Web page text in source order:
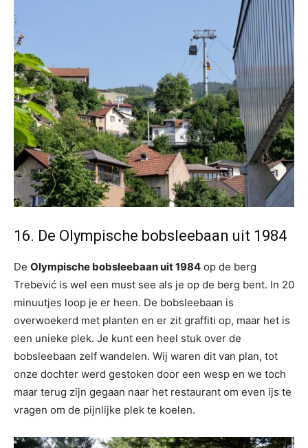
16. De Olympische bobsleebaan uit 1984
De Olympische bobsleebaan uit 1984 op de berg
Trebević is wel een must see als je op de berg bent. In 20
minuutjes loop je er heen. De bobsleebaan is
overwoekerd met planten en er zit graffiti op, maar het is
een unieke plek. Je kunt een heel stuk over de
bobsleebaan zelf wandelen. Wij waren dit van plan, tot
onze dochter werd gestoken door een wesp en we toch
maar terug zijn gegaan naar het restaurant om even ijs te
vragen om de pijnlijke plek te koelen.